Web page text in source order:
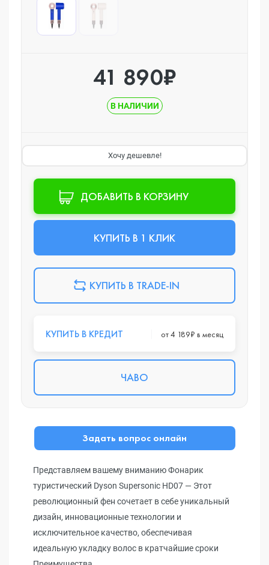
41 890₽
В НАЛИЧИИ
Хочу дешевле!
ДОБАВИТЬ В КОРЗИНУ
КУПИТЬ В 1 КЛИК
КУПИТЬ В TRADE-IN
КУПИТЬ В КРЕДИТ от 4 189₽ в месяц
ЧАВО
Задать вопрос онлайн
Представляем вашему вниманию Фонарик
туристический Dyson Supersonic HD07 — Этот
революционный фен сочетает в себе уникальный
дизайн, инновационные технологии и
исключительное качество, обеспечивая
идеальную укладку волос в кратчайшие сроки